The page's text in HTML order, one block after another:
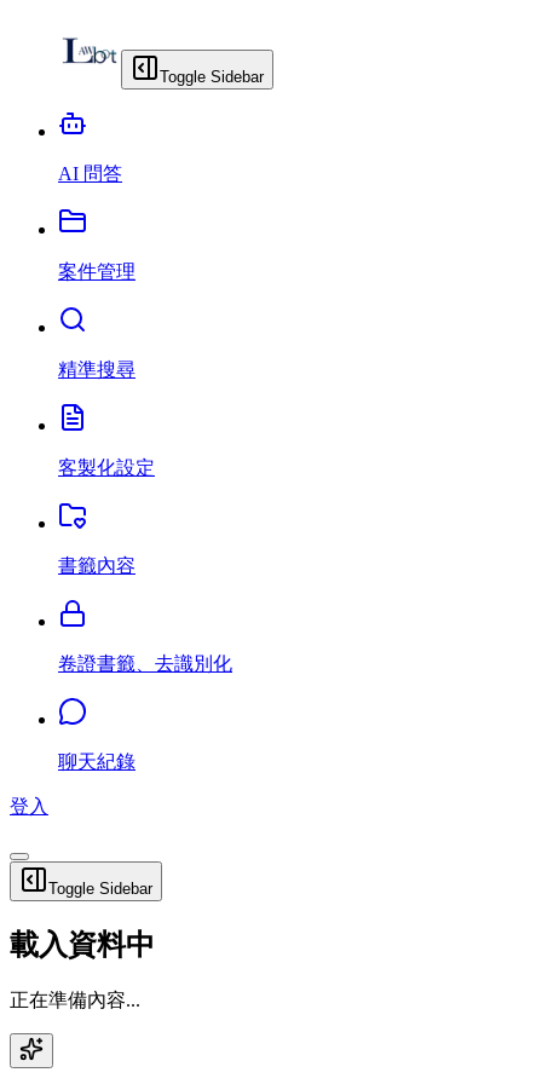
Toggle Sidebar
AI 問答
案件管理
精準搜尋
客製化設定
書籤內容
卷證書籤、去識別化
聊天紀錄
登入
Toggle Sidebar
載入資料中
正在準備內容...